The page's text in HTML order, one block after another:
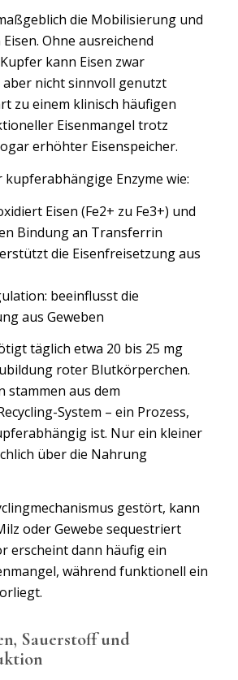
die Mobilisierung und
Ohne ausreichend
kann Eisen zwar
nicht sinnvoll genutzt
zu einem klinisch häufigen
Eisenmangel trotz
erhöhter Eisenspeicher.
Enzyme wie:
Eisen (Fe2+ zu Fe3+) und
Bindung an Transferrin
die Eisenfreisetzung aus
beeinflusst die
aus Geweben
täglich etwa 20 bis 25 mg
roter Blutkörperchen.
stammen aus dem
System – ein Prozess,
ist. Nur ein kleiner
über die Nahrung
gestört, kann
oder Gewebe sequestriert
erscheint dann häufig ein
während funktionell ein
Sauerstoff und